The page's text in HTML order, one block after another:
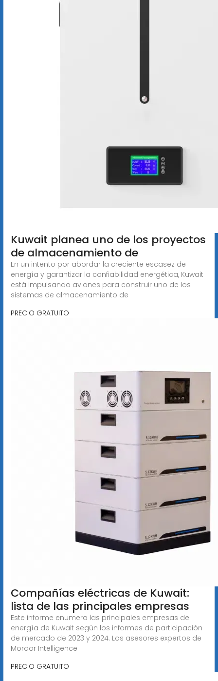
Kuwait planea uno de los proyectos
de almacenamiento de
En un intento por abordar la creciente escasez de
energía y garantizar la confiabilidad energética, Kuwait
está impulsando aviones para construir uno de los
sistemas de almacenamiento de
PRECIO GRATUITO
Compañías eléctricas de Kuwait:
lista de las principales empresas
Este informe enumera las principales empresas de
energía de Kuwait según los informes de participación
de mercado de 2023 y 2024. Los asesores expertos de
Mordor Intelligence
PRECIO GRATUITO